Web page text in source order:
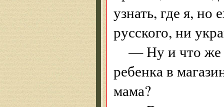
узнать, где я, но
русского, ни
— Ну и что же
ребенка в
мама?